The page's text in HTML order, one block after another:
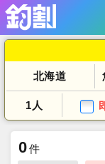
北海道
1人
0件